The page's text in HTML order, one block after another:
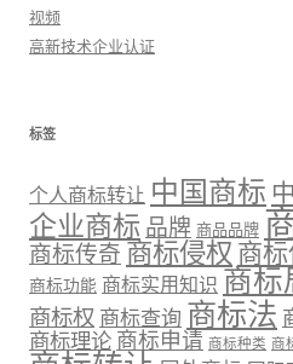
视频
高新技术企业认证
标签
个人商标转让 中国商标
企业商标 品牌 商品品牌
商标传奇 商标侵权 商
商标功能 商标实用知识 商标
商标权 商标查询 商标法
商标理论 商标申请 商标种类 商